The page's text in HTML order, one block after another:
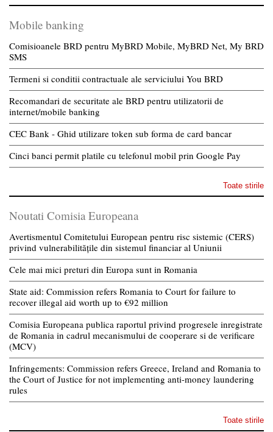
Mobile banking
Comisioanele BRD pentru MyBRD Mobile, MyBRD Net, My BRD
SMS
Termeni si conditii contractuale ale serviciului You BRD
Recomandari de securitate ale BRD pentru utilizatorii de
internet/mobile banking
CEC Bank - Ghid utilizare token sub forma de card bancar
Cinci banci permit platile cu telefonul mobil prin Google Pay
Toate stirile
Noutati Comisia Europeana
Avertismentul Comitetului European pentru risc sistemic (CERS)
privind vulnerabilitățile din sistemul financiar al Uniunii
Cele mai mici preturi din Europa sunt in Romania
State aid: Commission refers Romania to Court for failure to
recover illegal aid worth up to €92 million
Comisia Europeana publica raportul privind progresele inregistrate
de Romania in cadrul mecanismului de cooperare si de verificare
(MCV)
Infringements: Commission refers Greece, Ireland and Romania to
the Court of Justice for not implementing anti-money laundering
rules
Toate stirile